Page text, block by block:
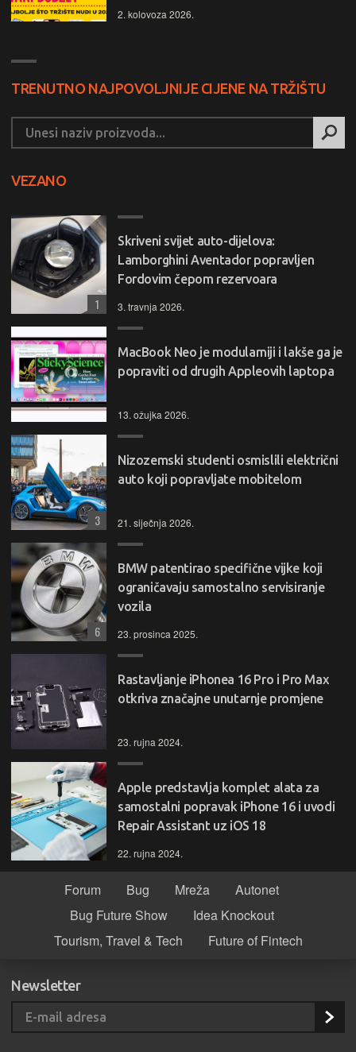
2. kolovoza 2026.
TRENUTNO NAJPOVOLJNIJE CIJENE NA TRŽIŠTU
VEZANO
Skriveni svijet auto-dijelova:
Lamborghini Aventador popravljen
Fordovim čepom rezervoara
3. travnja 2026.
1
MacBook Neo je modularniji i lakše ga je
popraviti od drugih Appleovih laptopa
13. ožujka 2026.
Nizozemski studenti osmislili električni
auto koji popravljate mobitelom
21. siječnja 2026.
3
BMW patentirao specifične vijke koji
ograničavaju samostalno servisiranje
vozila
23. prosinca 2025.
6
Rastavljanje iPhonea 16 Pro i Pro Max
otkriva značajne unutarnje promjene
23. rujna 2024.
Apple predstavlja komplet alata za
samostalni popravak iPhone 16 i uvodi
Repair Assistant uz iOS 18
22. rujna 2024.
Forum Bug Mreža
Autonet
Bug Future Show
Idea Knockout
Tourism, Travel & Tech
Future of Fintech
Newsletter